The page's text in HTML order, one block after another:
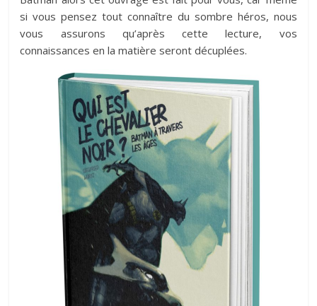
si vous pensez tout connaître du sombre héros, nous
vous assurons qu’après cette lecture, vos
connaissances en la matière seront décuplées.